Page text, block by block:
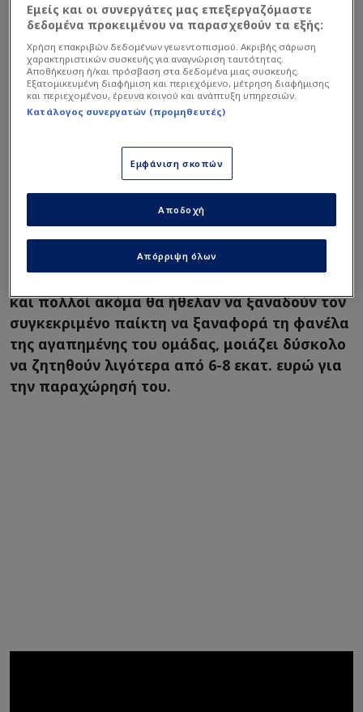
Μόνο με πώληση Πενράις ο
Μιτάι
Παράλληλα τόνισε ότι δεν αποκλείεται να γραφτεί
προπόνηση και χαρακτήρισε πατρική φιγούρα
τον Μάριο Ηλιόπουλο απάντησε και για το
σενάριο περί Μάριου Μιτάι.
Ο Γιώργος Τσακίρης εξήγησε ότι η ΑΕΚ θα
ασχοληθεί με αριστερό μπακ μονάχα αν
και πολλοί ακόμα θα ήθελαν να ξαναδούν τον
συγκεκριμένο παίκτη να ξαναφορά τη φανέλα
της αγαπημένης του ομάδας, μοιάζει δύσκολο
να ζητηθούν λιγότερα από 6-8 εκατ. ευρώ για
την παραχώρησή του.
Εμείς και οι συνεργάτες μας επεξεργαζόμαστε
δεδομένα προκειμένου να παρασχεθούν τα εξής:
Χρήση επακριβών δεδομένων γεωεντοπισμού. Ακριβής σάρωση
χαρακτηριστικών συσκευής για αναγνώριση ταυτότητας.
Αποθήκευση ή/και πρόσβαση στα δεδομένα μιας συσκευής.
Εξατομικευμένη διαφήμιση και περιεχόμενο, μέτρηση διαφήμισης
και περιεχομένου, έρευνα κοινού και ανάπτυξη υπηρεσιών.
Κατάλογος συνεργατών (προμηθευτές)
Εμφάνιση σκοπών
Απόρριψη όλων
Αποδοχή